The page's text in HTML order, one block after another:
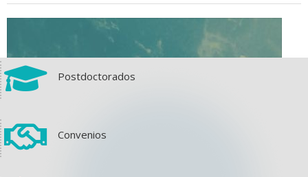
 Postdoctorados
 Convenios